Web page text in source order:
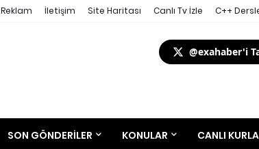
Reklam İletişim Site Haritası Canlı Tv İzle C++
@exahaber'i
SON GÖNDERILER KONULAR CANLI